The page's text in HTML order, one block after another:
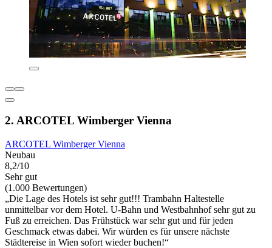
2. ARCOTEL Wimberger Vienna
ARCOTEL Wimberger Vienna
Neubau
8,2/10
Sehr gut
(1.000 Bewertungen)
„Die Lage des Hotels ist sehr gut!!! Trambahn Haltestelle
unmittelbar vor dem Hotel. U-Bahn und Westbahnhof sehr gut zu
Fuß zu erreichen. Das Frühstück war sehr gut und für jeden
Geschmack etwas dabei. Wir würden es für unsere nächste
Städtereise in Wien sofort wieder buchen!“